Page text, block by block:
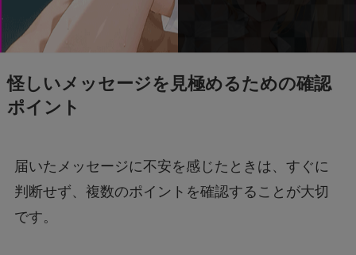
怪しいメッセージを見極めるための確認
ポイント
届いたメッセージに不安を感じたときは、すぐに
判断せず、複数のポイントを確認することが大切
です。